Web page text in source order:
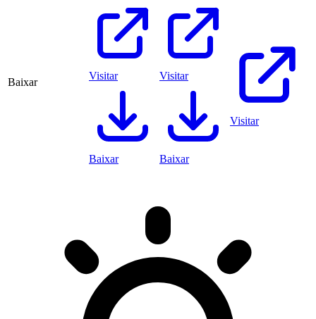
Baixar
Visitar
Baixar
Visitar
Baixar
Visitar